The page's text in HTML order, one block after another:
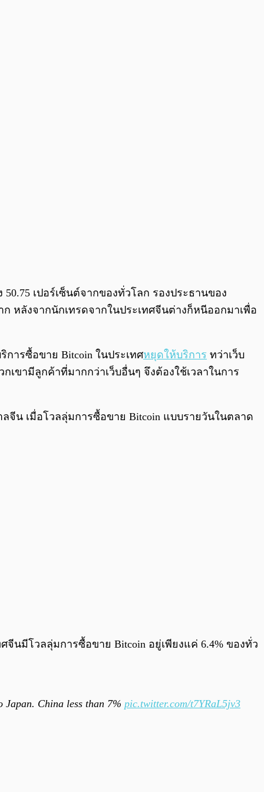
เปอร์เซ็นต์จากของทั่วโลก รองประธานของ
หลังจากนักเทรดจากในประเทศจีนต่างก็หนีออกมาเพื่อ
การซื้อขาย Bitcoin ในประเทศหยุดให้บริการ ทว่าเว็บ
ขามีลูกค้าที่มากกว่าเว็บอื่นๆ จึงต้องใช้เวลาในการ
จีน เมื่อโวลลุ่มการซื้อขาย Bitcoin แบบรายวันในตลาด
จีนมีโวลลุ่มการซื้อขาย Bitcoin อยู่เพียงแค่ 6.4% ของทั่ว
Japan. China less than 7% pic.twitter.com/t7YRaL5jv3